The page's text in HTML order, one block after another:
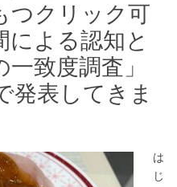
つクリック可
による認知と
致度調査」
発表してきま
は
じ